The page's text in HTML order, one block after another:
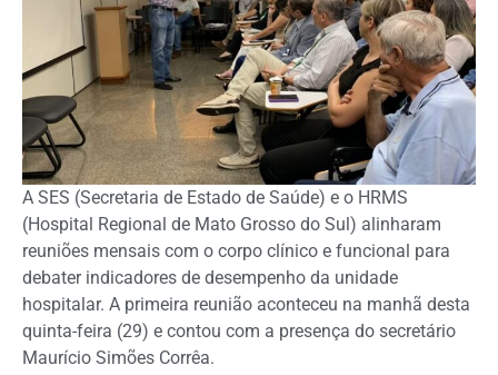
A SES (Secretaria de Estado de Saúde) e o HRMS
(Hospital Regional de Mato Grosso do Sul) alinharam
reuniões mensais com o corpo clínico e funcional para
debater indicadores de desempenho da unidade
hospitalar. A primeira reunião aconteceu na manhã desta
quinta-feira (29) e contou com a presença do secretário
Maurício Simões Corrêa.